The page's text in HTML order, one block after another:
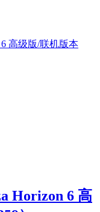
Horizon 6 高